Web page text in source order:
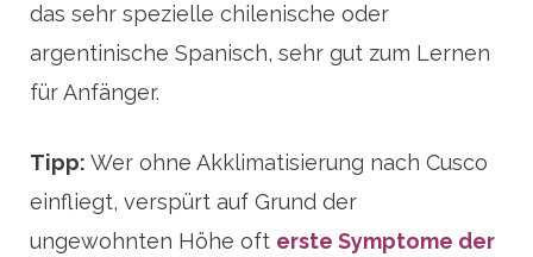
das sehr spezielle chilenische oder
argentinische Spanisch, sehr gut zum Lernen
für Anfänger.
Tipp: Wer ohne Akklimatisierung nach Cusco
einfliegt, verspürt auf Grund der
ungewohnten Höhe oft erste Symptome der